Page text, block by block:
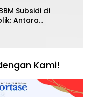
Subsidi di
Antara
Hak Konsumen,
Kami!